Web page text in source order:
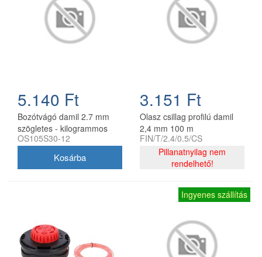
5.140 Ft
Bozótvágó damil 2.7 mm
szögletes - kilogrammos
kiszerelés
OS105S30-12
3.151 Ft
Olasz csillag profilú damil
2,4 mm 100 m
FIN/T/2.4/0.5/CS
Pillanatnyilag nem
rendelhető!
Ingyenes szállítás